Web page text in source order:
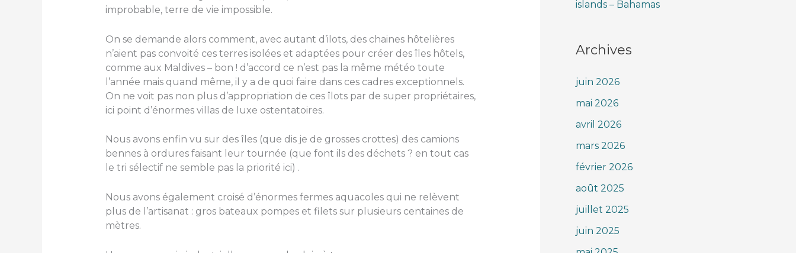
improbable, terre de vie impossible.
On se demande alors comment, avec autant d’ilots, des chaines hôtelières
n’aient pas convoité ces terres isolées et adaptées pour créer des îles hôtels,
comme aux Maldives – bon ! d’accord ce n’est pas la même météo toute
l’année mais quand même, il y a de quoi faire dans ces cadres exceptionnels.
On ne voit pas non plus d’appropriation de ces îlots par de super propriétaires,
ici point d’énormes villas de luxe ostentatoires.
Nous avons enfin vu sur des îles (que dis je de grosses crottes) des camions
bennes à ordures faisant leur tournée (que font ils des déchets ? en tout cas
le tri sélectif ne semble pas la priorité ici) .
Nous avons également croisé d’énormes fermes aquacoles qui ne relèvent
plus de l’artisanat : gros bateaux pompes et filets sur plusieurs centaines de
mètres.
islands – Bahamas
Archives
juin 2026
mai 2026
avril 2026
mars 2026
février 2026
août 2025
juillet 2025
juin 2025